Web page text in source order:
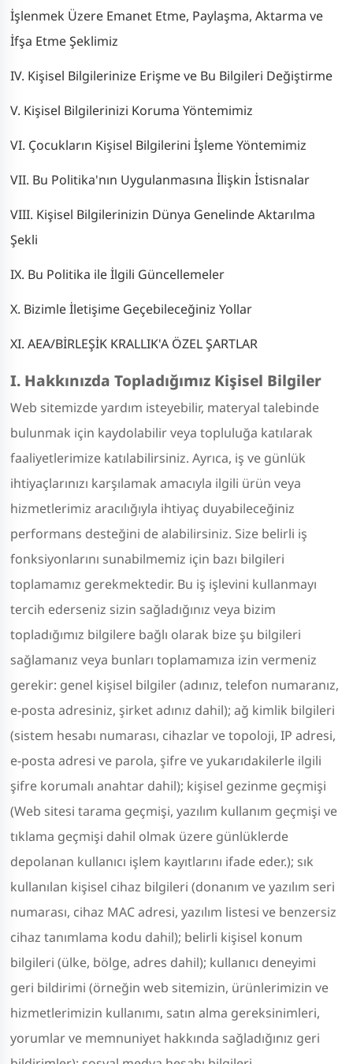
İşlenmek Üzere Emanet Etme, Paylaşma, Aktarma ve
İfşa Etme Şeklimiz
IV. Kişisel Bilgilerinize Erişme ve Bu Bilgileri Değiştirme
V. Kişisel Bilgilerinizi Koruma Yöntemimiz
VI. Çocukların Kişisel Bilgilerini İşleme Yöntemimiz
VII. Bu Politika'nın Uygulanmasına İlişkin İstisnalar
VIII. Kişisel Bilgilerinizin Dünya Genelinde Aktarılma
Şekli
IX. Bu Politika ile İlgili Güncellemeler
X. Bizimle İletişime Geçebileceğiniz Yollar
XI. AEA/BİRLEŞİK KRALLIK'A ÖZEL ŞARTLAR
I. Hakkınızda Topladığımız Kişisel Bilgiler
Web sitemizde yardım isteyebilir, materyal talebinde
bulunmak için kaydolabilir veya topluluğa katılarak
faaliyetlerimize katılabilirsiniz. Ayrıca, iş ve günlük
ihtiyaçlarınızı karşılamak amacıyla ilgili ürün veya
hizmetlerimiz aracılığıyla ihtiyaç duyabileceğiniz
performans desteğini de alabilirsiniz. Size belirli iş
fonksiyonlarını sunabilmemiz için bazı bilgileri
toplamamız gerekmektedir. Bu iş işlevini kullanmayı
tercih ederseniz sizin sağladığınız veya bizim
topladığımız bilgilere bağlı olarak bize şu bilgileri
sağlamanız veya bunları toplamamıza izin vermeniz
gerekir: genel kişisel bilgiler (adınız, telefon numaranız,
e-posta adresiniz, şirket adınız dahil); ağ kimlik bilgileri
(sistem hesabı numarası, cihazlar ve topoloji, IP adresi,
e-posta adresi ve parola, şifre ve yukarıdakilerle ilgili
şifre korumalı anahtar dahil); kişisel gezinme geçmişi
(Web sitesi tarama geçmişi, yazılım kullanım geçmişi ve
tıklama geçmişi dahil olmak üzere günlüklerde
depolanan kullanıcı işlem kayıtlarını ifade eder.); sık
kullanılan kişisel cihaz bilgileri (donanım ve yazılım seri
numarası, cihaz MAC adresi, yazılım listesi ve benzersiz
cihaz tanımlama kodu dahil); belirli kişisel konum
bilgileri (ülke, bölge, adres dahil); kullanıcı deneyimi
geri bildirimi (örneğin web sitemizin, ürünlerimizin ve
hizmetlerimizin kullanımı, satın alma gereksinimleri,
yorumlar ve memnuniyet hakkında sağladığınız geri